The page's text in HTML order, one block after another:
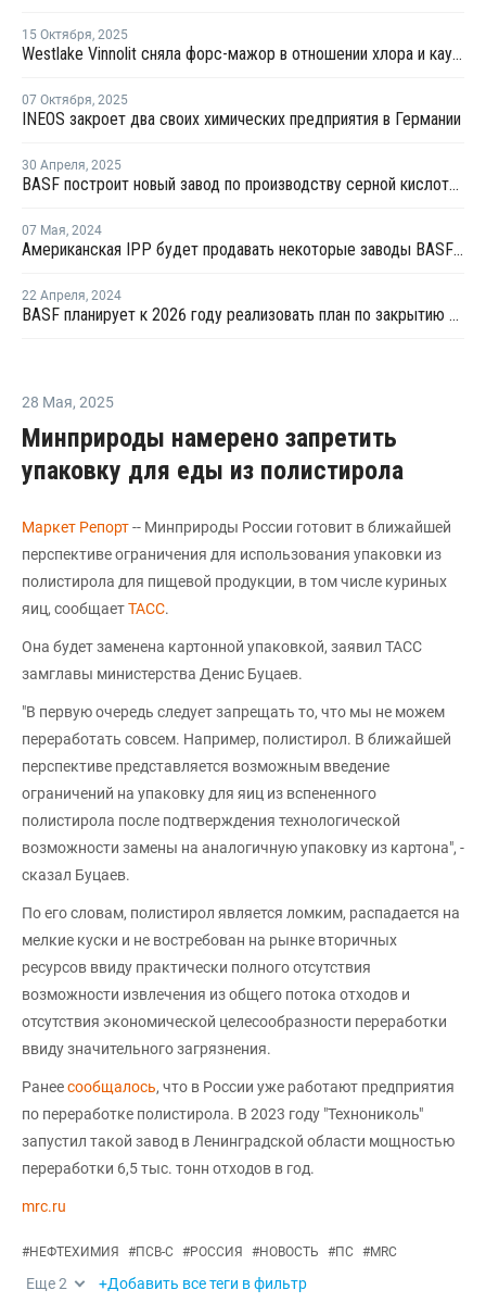
15 Октября, 2025
Westlake Vinnolit сняла форс-мажор в отношении хлора и каустической соды в Германии
07 Октября, 2025
INEOS закроет два своих химических предприятия в Германии
30 Апреля, 2025
BASF построит новый завод по производству серной кислоты для полупроводников
07 Мая, 2024
Американская IPP будет продавать некоторые заводы BASF в Людвигсхафене
22 Апреля, 2024
BASF планирует к 2026 году реализовать план по закрытию некоторых мощностей в Людвигсхафене
28 Мая, 2025
Минприроды намерено запретить
упаковку для еды из полистирола
Маркет Репорт-- Минприроды России готовит в ближайшей
перспективе ограничения для использования упаковки из
полистирола для пищевой продукции, в том числе куриных
яиц, сообщаетТАСС.
Она будет заменена картонной упаковкой, заявил ТАСС
замглавы министерства Денис Буцаев.
"В первую очередь следует запрещать то, что мы не можем
переработать совсем. Например, полистирол. В ближайшей
перспективе представляется возможным введение
ограничений на упаковку для яиц из вспененного
полистирола после подтверждения технологической
возможности замены на аналогичную упаковку из картона", -
сказал Буцаев.
По его словам, полистирол является ломким, распадается на
мелкие куски и не востребован на рынке вторичных
ресурсов ввиду практически полного отсутствия
возможности извлечения из общего потока отходов и
отсутствия экономической целесообразности переработки
ввиду значительного загрязнения.
Ранеесообщалось, что в России уже работают предприятия
по переработке полистирола. В 2023 году "Технониколь"
запустил такой завод в Ленинградской области мощностью
переработки 6,5 тыс. тонн отходов в год.
mrc.ru
#НЕФТЕХИМИЯ #ПСВ-С #РОССИЯ #НОВОСТЬ #ПС #MRC
Еще2 +Добавить все теги в фильтр